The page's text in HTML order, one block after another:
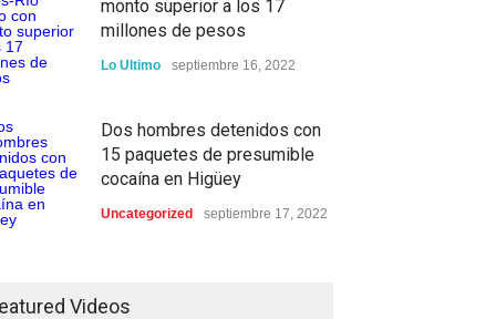
monto superior a los 17
millones de pesos
Lo Ultimo septiembre 16, 2022
Dos hombres detenidos con
15 paquetes de presumible
cocaína en Higüey
Uncategorized septiembre 17, 2022
Videos